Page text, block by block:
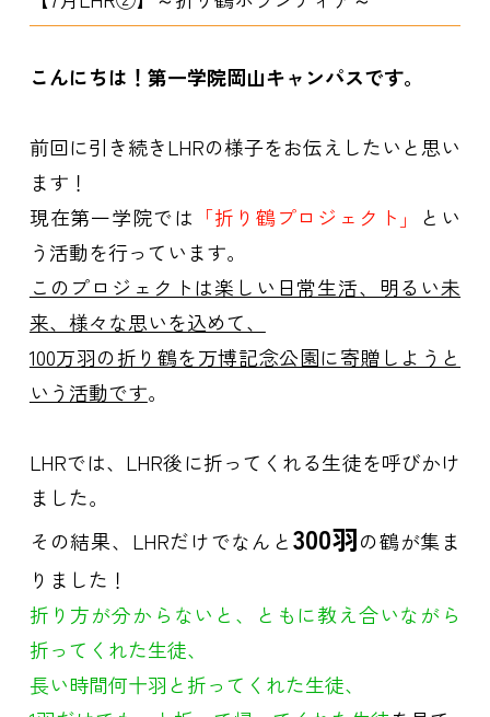
こんにちは！第一学院岡山キャンパスです。
前回に引き続きLHRの様子をお伝えしたいと思い
ます！
現在第一学院では 「折り鶴プロジェクト」
とい
う活動を行っています。
このプロジェクトは楽しい日常生活、明るい未
来、様々な思いを込めて、
100万羽の折り鶴を万博記念公園に寄贈しようと
いう活動です。
LHRでは、LHR後に折ってくれる生徒を呼びかけ
ました。
その結果、LHRだけでなんと300羽の鶴が集ま
りました！
折り方が分からないと、ともに教え合いながら
折ってくれた生徒、
長い時間何十羽と折ってくれた生徒、